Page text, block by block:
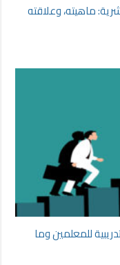
ماهيته، وعلاقته
للمعلمين وما